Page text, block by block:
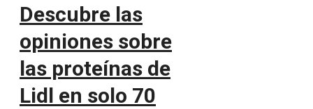
Descubre las
opiniones sobre
las proteínas de
Lidl en solo 70